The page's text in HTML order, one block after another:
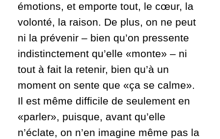
émotions, et emporte tout, le cœur, la
volonté, la raison. De plus, on ne peut
ni la prévenir – bien qu’on pressente
indistinctement qu’elle «monte» – ni
tout à fait la retenir, bien qu’à un
moment on sente que «ça se calme».
Il est même difficile de seulement en
«parler», puisque, avant qu’elle
n’éclate, on n’en imagine même pas la